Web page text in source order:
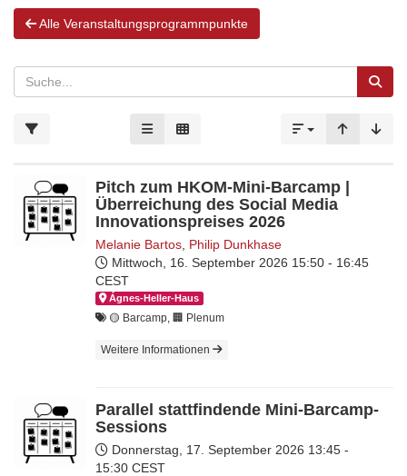
Alle Veranstaltungsprogrammpunkte
Pitch zum HKOM-Mini-Barcamp |
Überreichung des Social Media
Innovationspreises 2026
Melanie Bartos Philip Dunkhase
Mittwoch, 16. September 2026 15:50 - 16:45
CEST
Ágnes-Hel­ler-Haus
🟡 Barcamp, 🏢 Plenum
Weitere Informationen
Parallel stattfindende Mini-Barcamp-
Sessions
Donnerstag, 17. September 2026 13:45 -
15:30 CEST